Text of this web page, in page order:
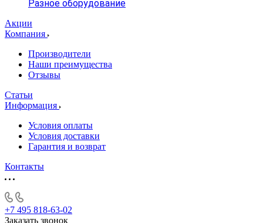
Разное оборудование
Акции
Компания
Производители
Наши преимущества
Отзывы
Статьи
Информация
Условия оплаты
Условия доставки
Гарантия и возврат
Контакты
+7 495 818-63-02
Заказать звонок